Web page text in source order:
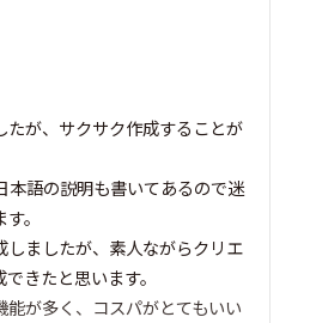
たが、サクサク作成することが
本語の説明も書いてあるので迷
。
しましたが、素人ながらクリエ
きたと思います。
が多く、コスパがとてもいい